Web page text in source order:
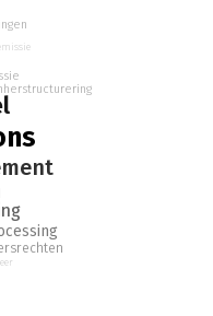
voor iedereen die
personeel tot
die betrokken zijn bij
zal ook van belang zijn
verstrekken aan